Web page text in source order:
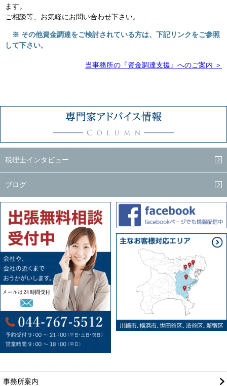
ます。
ご相談等、お気軽にお問い合わせ下さい。
※ その他資金調達をご検討されている方は、下記リンクをご参照
して下さい。
当事務所の『資金調達支援』へのご案内 ＞
税理士インタビュー
ブログ
事務所案内